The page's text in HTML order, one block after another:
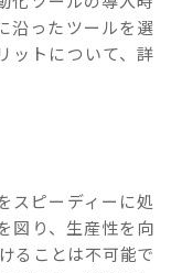
沿ったツールを選
ットについて、詳
スピーディーに処
図り、生産性を向
ることは不可能で